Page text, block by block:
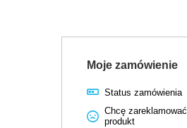
Moje zamówienie
Status zamówienia
Chcę zareklamować
produkt